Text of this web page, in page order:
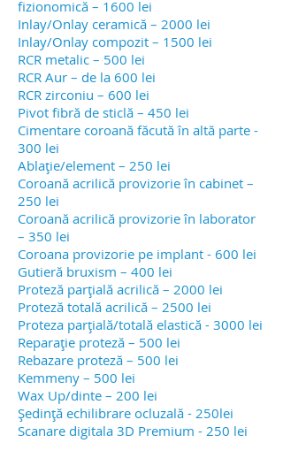
fizionomică – 1600 lei
Inlay/Onlay ceramică – 2000 lei
Inlay/Onlay compozit – 1500 lei
RCR metalic – 500 lei
RCR Aur – de la 600 lei
RCR zirconiu – 600 lei
Pivot fibră de sticlă – 450 lei
Cimentare coroană făcută în altă parte -
300 lei
Ablație/element – 250 lei
Coroană acrilică provizorie în cabinet –
250 lei
Coroană acrilică provizorie în laborator
– 350 lei
Coroana provizorie pe implant - 600 lei
Gutieră bruxism – 400 lei
Proteză parțială acrilică – 2000 lei
Proteză totală acrilică – 2500 lei
Proteza parțială/totală elastică - 3000 lei
Reparație proteză – 500 lei
Rebazare proteză – 500 lei
Kemmeny – 500 lei
Wax Up/dinte – 200 lei
Ședință echilibrare ocluzală - 250lei
Scanare digitala 3D Premium - 250 lei